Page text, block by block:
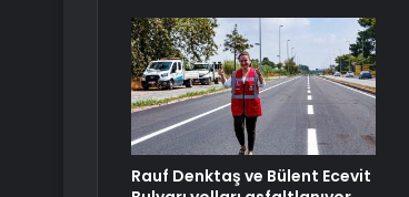
Rauf Denktaş ve Bülent Ecevit